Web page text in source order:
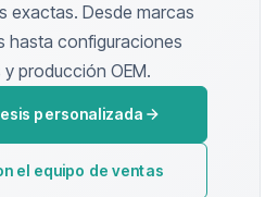
exactas. Desde marcas
hasta configuraciones
producción OEM.
personalizada
el equipo de ventas